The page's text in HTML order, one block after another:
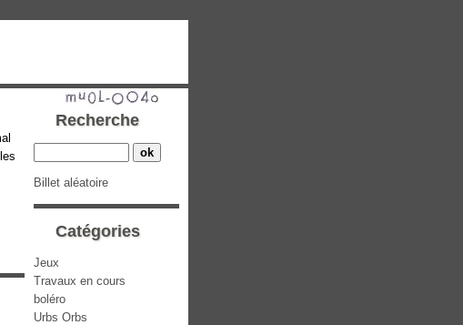
Recherche
Billet aléatoire
Catégories
Jeux
Travaux en cours
boléro
Urbs Orbs